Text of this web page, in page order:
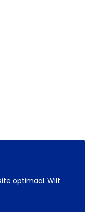
optimaal. Wilt